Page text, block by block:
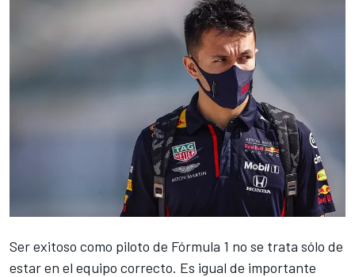
Ser exitoso como piloto de Fórmula 1 no se trata sólo de
estar en el equipo correcto. Es igual de importante